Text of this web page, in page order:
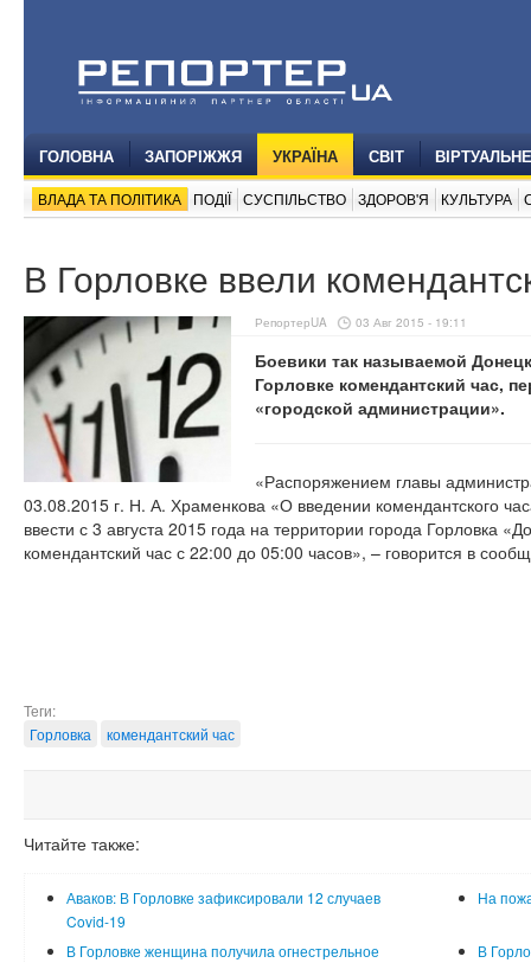
ГОЛОВНА ЗАПОРІЖЖЯ УКРАЇНА СВІТ
ВЛАДА ТА ПОЛІТИКА ПОДІЇ СУСПІЛЬСТВО ЗДОРОВ'Я КУЛЬТУРА
В Горловке ввели
РепортерUA 03 Авг 2015 - 19:11
Боевики так называемой
Горловке комендантский час,
«городской администрации».
«Распоряжением главы
03.08.2015 г. Н. А. Храменкова «О введении комендантского
ввести с 3 августа 2015 года на территории города Горловка
комендантский час с 22:00 до 05:00 часов», – говорится в
Теги:
Горловка
комендантский час
Читайте также:
Аваков: В Горловке зафиксировали 12 случаев
Covid-19
На
В Горловке женщина получила огнестрельное
В